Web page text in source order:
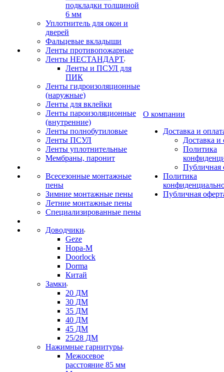
подкладки толщиной
6 мм
Уплотнитель для окон и
дверей
Фальцевые вкладыши
Ленты противопожарные
Ленты НЕСТАНДАРТ
Ленты и ПСУЛ для
ПИК
Ленты гидроизоляционные
(наружные)
Ленты для вклейки
Ленты пароизоляционные
(внутренние)
Ленты полнобутиловые
Ленты ПСУЛ
Ленты уплотнительные
Мембраны, паронит
Всесезонные монтажные
пены
Зимние монтажные пены
Летние монтажные пены
Специализированные пены
Доводчики
Geze
Нора-М
Doorlock
Dorma
Китай
Замки
20 ДМ
30 ДМ
35 ДМ
40 ДМ
45 ДМ
25/28 ДМ
Нажимные гарнитуры
Межосевое
расстояние 85 мм
О компании
Доставка и
Доставка и
Политика
Публичная
Политика
Публичная